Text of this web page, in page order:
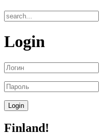
Login
Finland!